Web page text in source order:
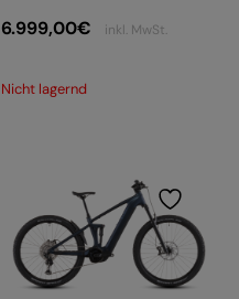
6.999,00€ inkl. MwSt.
Nicht lagernd